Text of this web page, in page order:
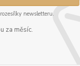
newsletteru.
za měsíc.